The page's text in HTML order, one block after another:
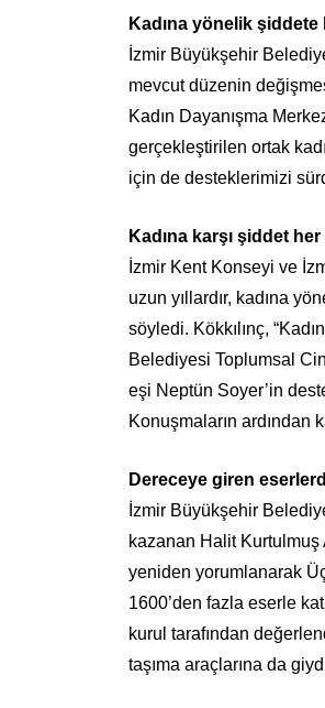
Kadına yönelik şiddete
İzmir Büyükşehir
mevcut düzenin
Kadın Dayanışma
gerçekleştirilen ortak
için de desteklerimizi
Kadına karşı şiddet
İzmir Kent Konseyi ve
uzun yıllardır, kadına
söyledi. Kökkılınç,
Belediyesi Toplumsal
eşi Neptün Soyer’in
Konuşmaların ardından
Dereceye giren
İzmir Büyükşehir
kazanan Halit Kurtulmuş
yeniden yorumlanarak
1600’den fazla eserle
kurul tarafından
taşıma araçlarına da